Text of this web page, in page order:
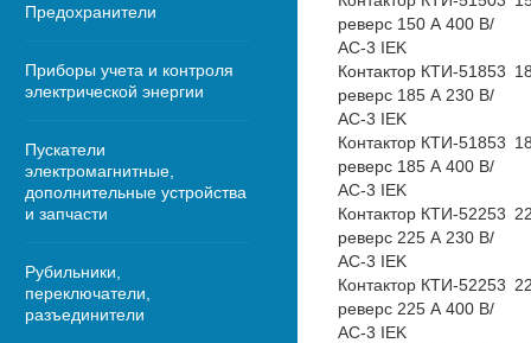
Предохранители
Приборы учета и контроля
электрической энергии
Пускатели
электромагнитные,
дополнительные устройства
и запчасти
Рубильники,
переключатели,
разъединители
реверс 150 А 400 В/
АС-3 IEK
Контактор КТИ-51853
реверс 185 А 230 В/
АС-3 IEK
Контактор КТИ-51853
реверс 185 А 400 В/
АС-3 IEK
Контактор КТИ-52253
реверс 225 А 230 В/
АС-3 IEK
Контактор КТИ-52253
реверс 225 А 400 В/
АС-3 IEK